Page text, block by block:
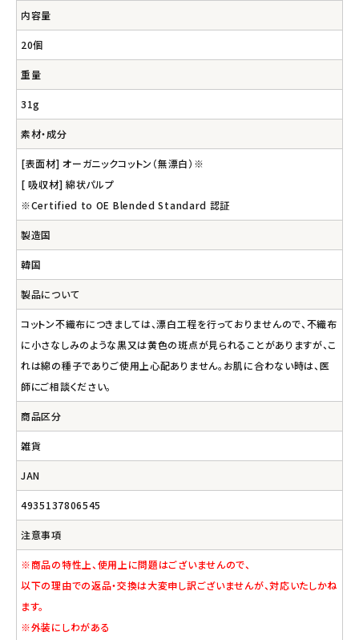
内容量
20個
重量
31g
素材・成分
[表面材] オーガニックコットン（無漂白）※
[ 吸収材] 綿状パルプ
※Certified to OE Blended Standard 認証
製造国
韓国
製品について
コットン不織布につきましては、漂白工程を行っておりませんので、不織布
に小さなしみのような黒又は黄色の斑点が見られることがありますが、こ
れは綿の種子でありご使用上心配ありません。お肌に合わない時は、医
師にご相談ください。
商品区分
雑貨
JAN
4935137806545
注意事項
※商品の特性上、使用上に問題はございませんので、
以下の理由での返品・交換は大変申し訳ございませんが、対応いたしかね
ます。
※外装にしわがある